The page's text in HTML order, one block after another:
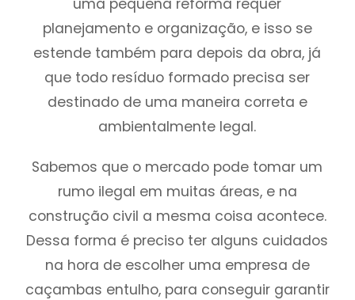
uma pequena reforma requer
planejamento e organização, e isso se
estende também para depois da obra, já
que todo resíduo formado precisa ser
destinado de uma maneira correta e
ambientalmente legal.
Sabemos que o mercado pode tomar um
rumo ilegal em muitas áreas, e na
construção civil a mesma coisa acontece.
Dessa forma é preciso ter alguns cuidados
na hora de escolher uma empresa de
caçambas entulho, para conseguir garantir